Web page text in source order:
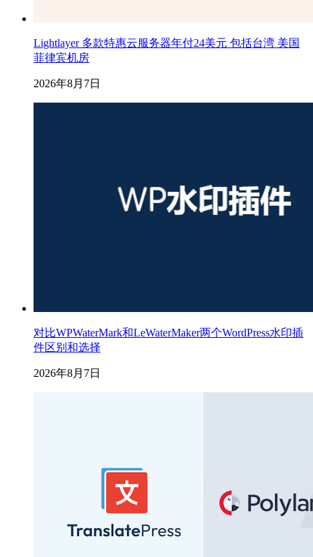
Lightlayer 多款特惠云服务器年付24美元 包括台湾 美国
菲律宾机房
2026年8月7日
对比WPWaterMark和LeWaterMaker两个WordPress水印插
件区别和选择
2026年8月7日